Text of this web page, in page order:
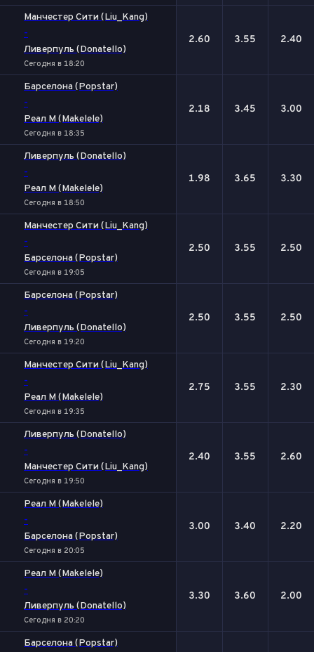
Манчестер Сити (Liu_Kang)
-
Ливерпуль (Donatello)
Сегодня в 18:20
2.60 3.55 2.40
Барселона (Popstar)
-
Реал М (Makelele)
Сегодня в 18:35
2.18 3.45 3.00
Ливерпуль (Donatello)
-
Реал М (Makelele)
Сегодня в 18:50
1.98 3.65 3.30
Манчестер Сити (Liu_Kang)
-
Барселона (Popstar)
Сегодня в 19:05
2.50 3.55 2.50
Барселона (Popstar)
-
Ливерпуль (Donatello)
Сегодня в 19:20
2.50 3.55 2.50
Манчестер Сити (Liu_Kang)
-
Реал М (Makelele)
Сегодня в 19:35
2.75 3.55 2.30
Ливерпуль (Donatello)
-
Манчестер Сити (Liu_Kang)
Сегодня в 19:50
2.40 3.55 2.60
Реал М (Makelele)
-
Барселона (Popstar)
Сегодня в 20:05
3.00 3.40 2.20
Реал М (Makelele)
-
Ливерпуль (Donatello)
Сегодня в 20:20
3.30 3.60 2.00
Барселона (Popstar)